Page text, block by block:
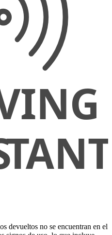
devueltos no se encuentran en el